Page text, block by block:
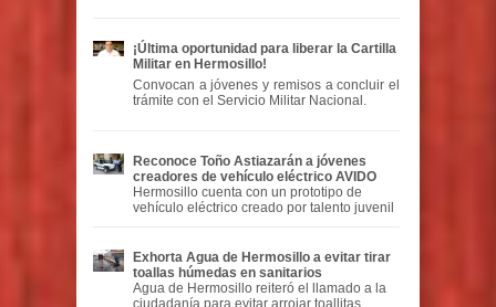
¡Última oportunidad para liberar la Cartilla
Militar en Hermosillo!
Convocan a jóvenes y remisos a concluir el
trámite con el Servicio Militar Nacional.
Reconoce Toño Astiazarán a jóvenes
creadores de vehículo eléctrico AVIDO
Hermosillo cuenta con un prototipo de
vehículo eléctrico creado por talento juvenil
Exhorta Agua de Hermosillo a evitar tirar
toallas húmedas en sanitarios
Agua de Hermosillo reiteró el llamado a la
ciudadanía para evitar arrojar toallitas